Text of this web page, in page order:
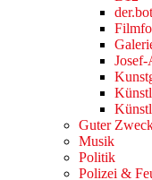
Guter
Musik
Politik
Polizei &